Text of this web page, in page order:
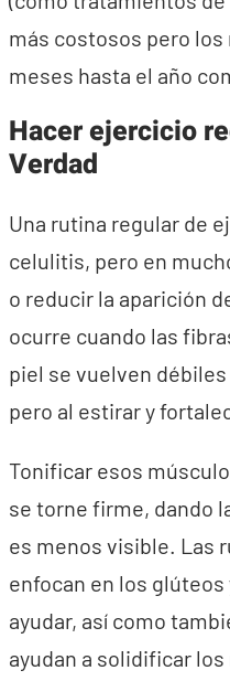
más costosos pero
meses hasta el año
Hacer ejercicio
Verdad
Una rutina regular de
celulitis, pero en
o reducir la aparición
ocurre cuando las
piel se vuelven
pero al estirar y
Tonificar esos
se torne firme, dando
es menos visible. Las
enfocan en los
ayudar, así como
ayudan a solidificar